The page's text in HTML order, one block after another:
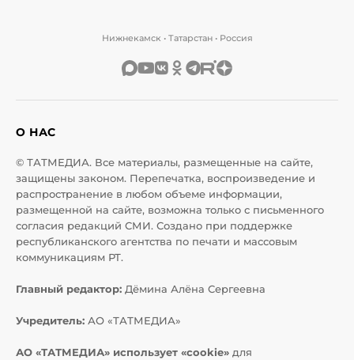
Нижнекамск • Татарстан • Россия
О НАС
© ТАТМЕДИА. Все материалы, размещенные на сайте,
защищены законом. Перепечатка, воспроизведение и
распространение в любом объеме информации,
размещенной на сайте, возможна только с письменного
согласия редакций СМИ. Создано при поддержке
республиканского агентства по печати и массовым
коммуникациям РТ.
Главный редактор: Дёмина Алёна Сергеевна
Учредитель: АО «ТАТМЕДИА»
АО «ТАТМЕДИА» использует «cookie» для